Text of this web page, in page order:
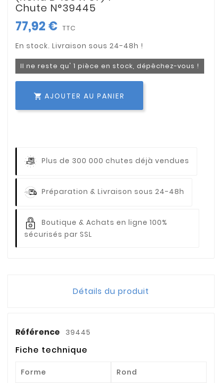
Chute N°39445
77,92 € TTC
Il ne reste qu' 1 pièce en stock, dépêchez-vous !
 AJOUTER AU PANIER
Plus de 300 000 chutes déjà vendues
Préparation & Livraison sous 24-48h
Boutique & Achats en ligne 100%
sécurisés par SSL
Détails du produit
Référence 39445
Fiche technique
Forme Rond